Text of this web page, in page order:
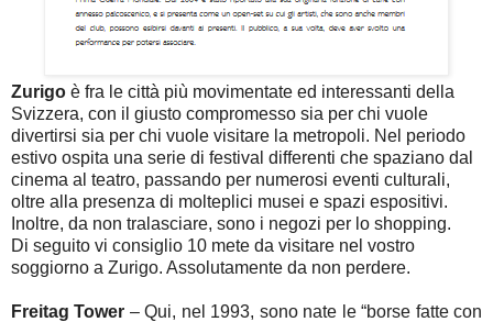
Zurigo è fra le città più movimentate ed interessanti della
Svizzera, con il giusto compromesso sia per chi vuole
divertirsi sia per chi vuole visitare la metropoli. Nel periodo
estivo ospita una serie di festival differenti che spaziano dal
cinema al teatro, passando per numerosi eventi culturali,
oltre alla presenza di molteplici musei e spazi espositivi.
Inoltre, da non tralasciare, sono i negozi per lo shopping.
Di seguito vi consiglio 10 mete da visitare nel vostro
soggiorno a Zurigo. Assolutamente da non perdere.
Freitag Tower – Qui, nel 1993, sono nate le “borse fatte con